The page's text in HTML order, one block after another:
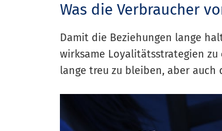
Was die Verbraucher
Damit die Beziehungen lange
wirksame Loyalitätsstrategien
lange treu zu bleiben, aber auch